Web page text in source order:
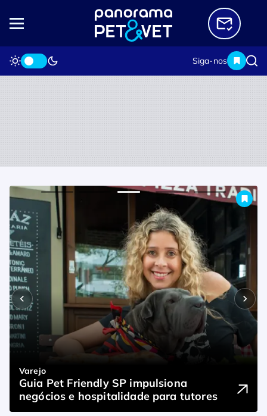
Siga-nos
Novo marco regulatório da EaD abre
consulta pública e reacende debate
sobre formação veterinária
Mercado
Alimentos frescos para cães superam
ração seca em ritmo de expansão
Varejo
Guia Pet Friendly SP impulsiona
negócios e hospitalidade para tutores
Indústria
Brasil consolida-se como hub global pet
com avanço de multinacionais e PMEs
Varejo
Gatos impulsionam pedidos no delivery
pet. Veja itens mais comprados